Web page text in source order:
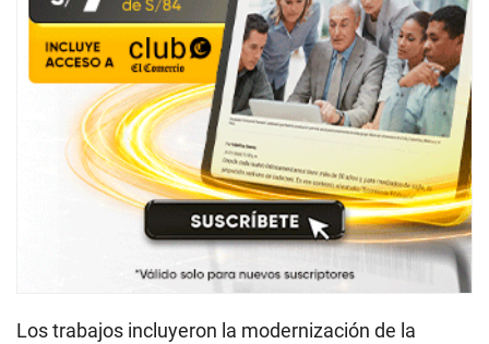
Los trabajos incluyeron la modernización de la